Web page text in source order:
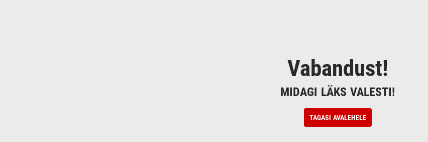
Vabandust!
MIDAGI LÄKS VALESTI!
TAGASI AVALEHELE